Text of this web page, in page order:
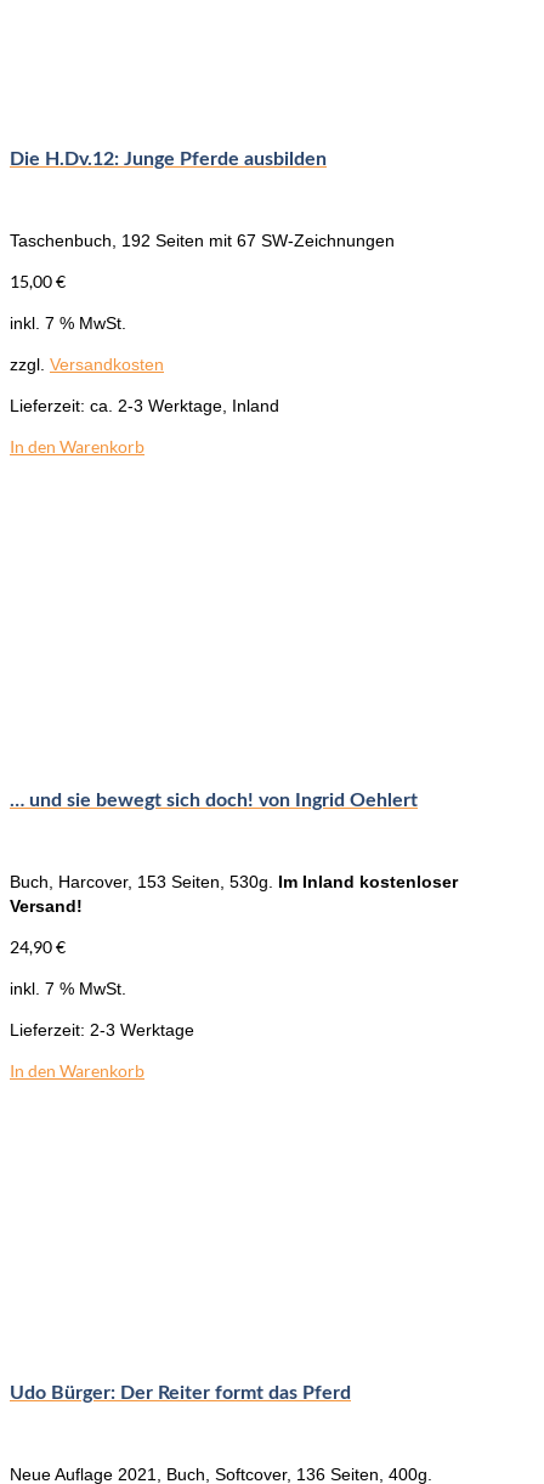
Die H.Dv.12: Junge Pferde ausbilden
Taschenbuch, 192 Seiten mit 67 SW-Zeichnungen
15,00€
inkl. 7 % MwSt.
zzgl. Versandkosten
Lieferzeit: ca. 2-3 Werktage, Inland
In den Warenkorb
… und sie bewegt sich doch! von Ingrid Oehlert
Buch, Harcover, 153 Seiten, 530g. Im Inland kostenloser
Versand!
24,90€
inkl. 7 % MwSt.
Lieferzeit: 2-3 Werktage
In den Warenkorb
Udo Bürger: Der Reiter formt das Pferd
Neue Auflage 2021, Buch, Softcover, 136 Seiten, 400g.